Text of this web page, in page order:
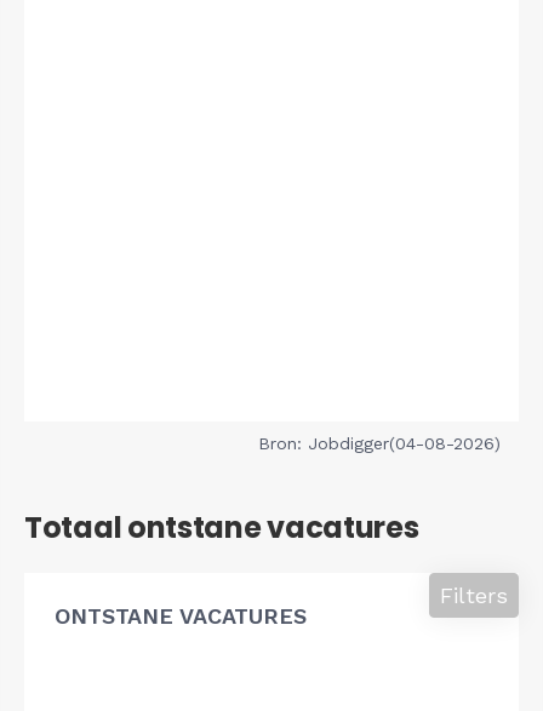
Bron: Jobdigger(04-08-2026)
Totaal ontstane vacatures
ONTSTANE VACATURES
Filters